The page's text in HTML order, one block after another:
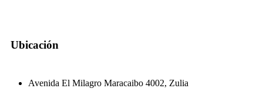
Ubicación
Avenida El Milagro Maracaibo 4002, Zulia